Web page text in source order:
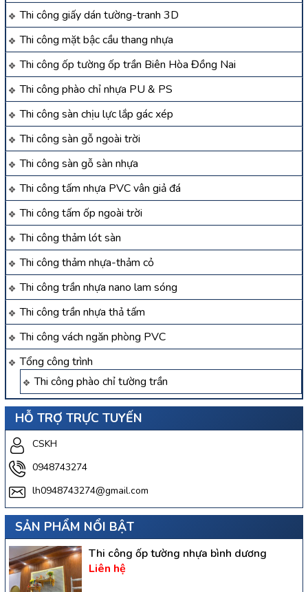
Thi công giấy dán tường-tranh 3D
Thi công mặt bậc cầu thang nhựa
Thi công ốp tường ốp trần Biên Hòa Đồng Nai
Thi công phào chỉ nhựa PU & PS
Thi công sàn chịu lực lắp gác xép
Thi công sàn gỗ ngoài trời
Thi công sàn gỗ sàn nhựa
Thi công tấm nhựa PVC vân giả đá
Thi công tấm ốp ngoài trời
Thi công thảm lót sàn
Thi công thảm nhựa-thảm cỏ
Thi công trần nhựa nano lam sóng
Thi công trần nhựa thả tấm
Thi công vách ngăn phòng PVC
Tổng công trình
Thi công phào chỉ tường trần
HỖ TRỢ TRỰC TUYẾN
CSKH
0948743274
lh0948743274@gmail.com
SẢN PHẨM NỔI BẬT
Thi công ốp tường nhựa bình dương
Liên hệ